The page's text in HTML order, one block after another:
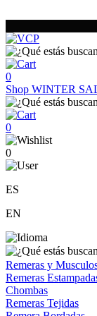
0
Shop WINTER
0
0
ES
EN
Remeras y
Remeras
Chombas
Remeras Tejidas